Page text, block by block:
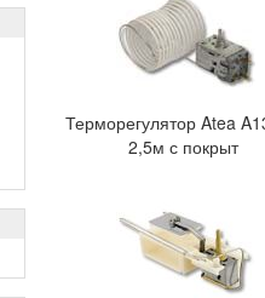
Терморегулятор Atea
2,5м с покрыт